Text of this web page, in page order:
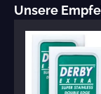
Produktgalerie
Unsere